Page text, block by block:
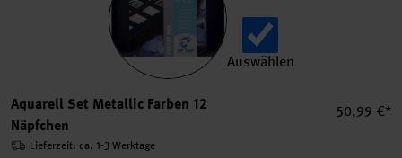
Auswählen
Aquarell Set Metallic Farben 12
Näpfchen
Einzelpreis
50,99 €*
Lieferzeit: ca. 1-3 Werktage